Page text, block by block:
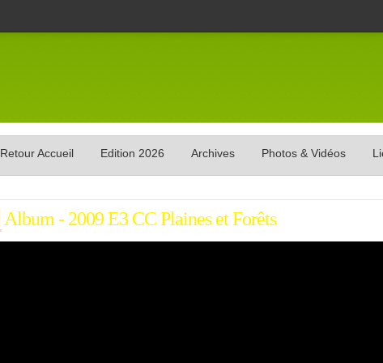
Retour Accueil Edition 2026 Archives Photos & Vidéos
Album - 2009 E3 CC Plaines et Forêts